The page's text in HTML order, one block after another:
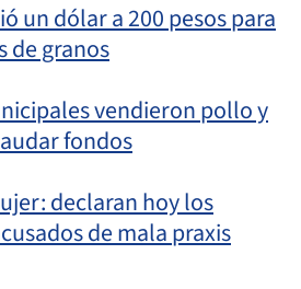
un dólar a 200 pesos para
de granos
vendieron pollo y
fondos
declaran hoy los
de mala praxis